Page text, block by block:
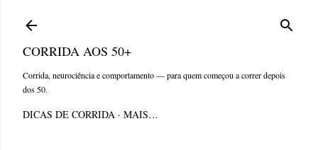
CORRIDA AOS 50+
Corrida, neurociência e comportamento — para quem começou a correr depois
dos 50.
DICAS DE CORRIDA MAIS…